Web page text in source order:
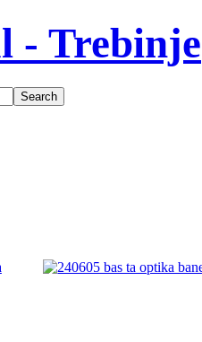
- Trebinje